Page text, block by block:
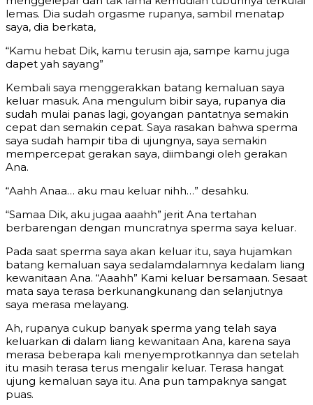
lemas. Dia sudah orgasme rupanya, sambil menatap
saya, dia berkata,
“Kamu hebat Dik, kamu terusin aja, sampe kamu juga
dapet yah sayang”
Kembali saya menggerakkan batang kemaluan saya
keluar masuk. Ana mengulum bibir saya, rupanya dia
sudah mulai panas lagi, goyangan pantatnya semakin
cepat dan semakin cepat. Saya rasakan bahwa sperma
saya sudah hampir tiba di ujungnya, saya semakin
mempercepat gerakan saya, diimbangi oleh gerakan
Ana.
“Aahh Anaa… aku mau keluar nihh…” desahku.
“Samaa Dik, aku jugaa aaahh” jerit Ana tertahan
berbarengan dengan muncratnya sperma saya keluar.
Pada saat sperma saya akan keluar itu, saya hujamkan
batang kemaluan saya sedalamdalamnya kedalam liang
kewanitaan Ana. “Aaahh” Kami keluar bersamaan. Sesaat
mata saya terasa berkunangkunang dan selanjutnya
saya merasa melayang.
Ah, rupanya cukup banyak sperma yang telah saya
keluarkan di dalam liang kewanitaan Ana, karena saya
merasa beberapa kali menyemprotkannya dan setelah
itu masih terasa terus mengalir keluar. Terasa hangat
ujung kemaluan saya itu. Ana pun tampaknya sangat
puas.